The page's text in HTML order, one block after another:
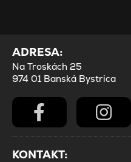
ADRESA:
Na Troskách 25
974 01 Banská Bystrica
KONTAKT: